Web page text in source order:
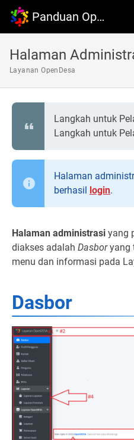
Panduan OpenDesa
Halaman
Layanan OpenDesa
Langkah untuk
Langkah untuk
Halaman
berhasil login.
Halaman administrasi yang
diakses adalah Dasboryang
menu dan informasi pada
Dasbor